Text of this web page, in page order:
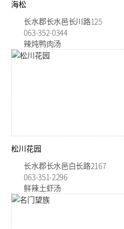
海松
长水郡长水邑长川路125
063-352-0344
辣炖鸭肉汤
松川花园
长水郡长水邑白长路2167
063-351-2296
鲜辣土虾汤